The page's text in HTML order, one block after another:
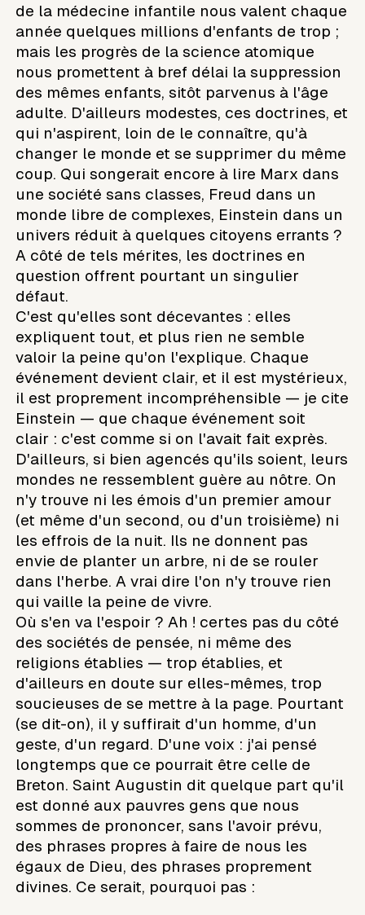
de la médecine infantile nous valent chaque
année quelques millions d'enfants de trop ;
mais les progrès de la science atomique
nous promettent à bref délai la suppression
des mêmes enfants, sitôt parvenus à l'âge
adulte. D'ailleurs modestes, ces doctrines, et
qui n'aspirent, loin de le connaître, qu'à
changer le monde et se supprimer du même
coup. Qui songerait encore à lire Marx dans
une société sans classes, Freud dans un
monde libre de complexes, Einstein dans un
univers réduit à quelques citoyens errants ?
A côté de tels mérites, les doctrines en
question offrent pourtant un singulier
défaut.
C'est qu'elles sont décevantes : elles
expliquent tout, et plus rien ne semble
valoir la peine qu'on l'explique. Chaque
événement devient clair, et il est mystérieux,
il est proprement incompréhensible — je cite
Einstein — que chaque événement soit
clair : c'est comme si on l'avait fait exprès.
D'ailleurs, si bien agencés qu'ils soient, leurs
mondes ne ressemblent guère au nôtre. On
n'y trouve ni les émois d'un premier amour
(et même d'un second, ou d'un troisième) ni
les effrois de la nuit. Ils ne donnent pas
envie de planter un arbre, ni de se rouler
dans l'herbe. A vrai dire l'on n'y trouve rien
qui vaille la peine de vivre.
Où s'en va l'espoir ? Ah ! certes pas du côté
des sociétés de pensée, ni même des
religions établies — trop établies, et
d'ailleurs en doute sur elles-mêmes, trop
soucieuses de se mettre à la page. Pourtant
(se dit-on), il y suffirait d'un homme, d'un
geste, d'un regard. D'une voix : j'ai pensé
longtemps que ce pourrait être celle de
Breton. Saint Augustin dit quelque part qu'il
est donné aux pauvres gens que nous
sommes de prononcer, sans l'avoir prévu,
des phrases propres à faire de nous les
égaux de Dieu, des phrases proprement
divines. Ce serait, pourquoi pas :